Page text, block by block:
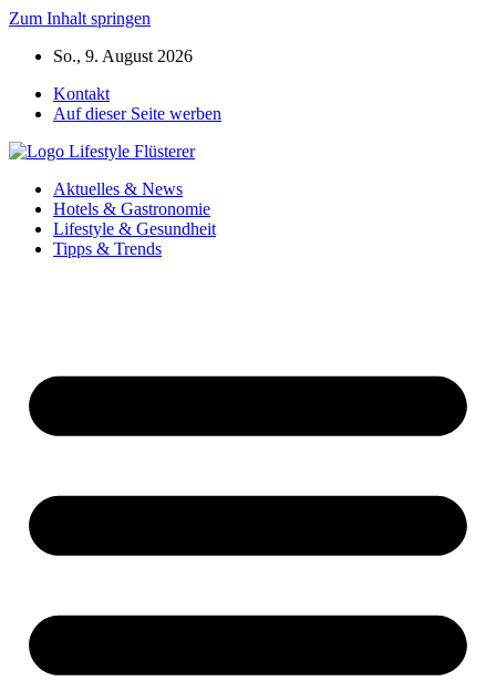
Zum Inhalt springen
So., 9. August 2026
Kontakt
Auf dieser Seite werben
Aktuelles & News
Hotels & Gastronomie
Lifestyle & Gesundheit
Tipps & Trends